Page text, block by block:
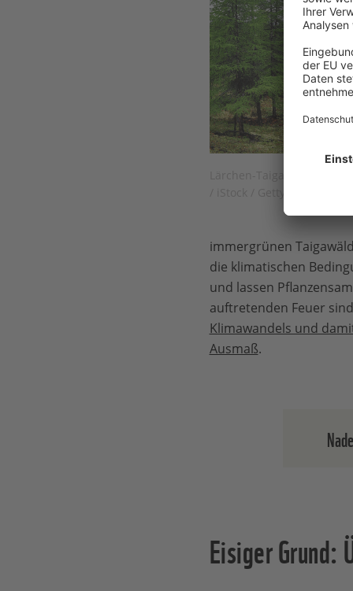
Lärchen-Taiga in der
immergrünen
die klimatischen
und lassen
auftretenden Feuer
Klimawandels und
Ausmaß.
Eisiger Grund: